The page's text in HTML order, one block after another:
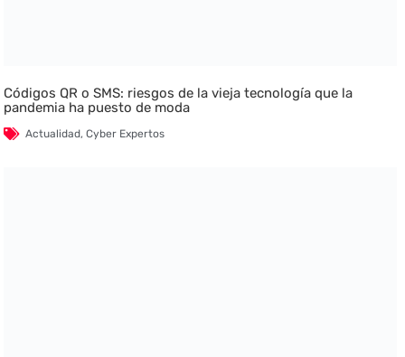
Códigos QR o SMS: riesgos de la vieja tecnología que la
pandemia ha puesto de moda
Actualidad,Cyber Expertos